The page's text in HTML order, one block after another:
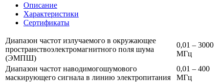
Описание
Характеристики
Сертификаты
Диапазон частот излучаемого в окружающее
пространствоэлектромагнитного поля шума
(ЭМПШ)
0,01 – 3000
МГц
Диапазон частот наводимогошумового
маскирующего сигнала в линию электропитания
0,01 – 400
МГц